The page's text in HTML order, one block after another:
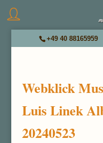
+49 40 88165959
Webklick
Luis Linek
20240523